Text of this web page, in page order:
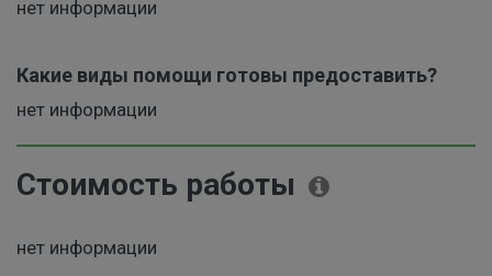
нет информации
Какие виды помощи готовы предоставить?
нет информации
Стоимость работы
нет информации